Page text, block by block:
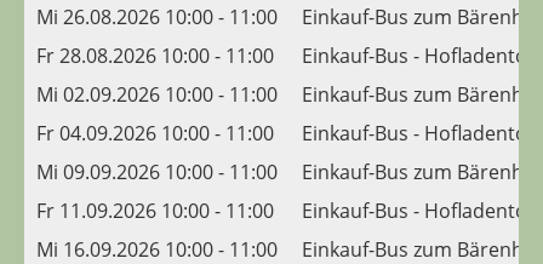
Mi 26.08.2026 10:00 - 11:00
Einkauf-Bus zum
Fr 28.08.2026 10:00 - 11:00
Einkauf-Bus -
Mi 02.09.2026 10:00 - 11:00
Einkauf-Bus zum
Fr 04.09.2026 10:00 - 11:00
Einkauf-Bus -
Mi 09.09.2026 10:00 - 11:00
Einkauf-Bus zum
Fr 11.09.2026 10:00 - 11:00
Einkauf-Bus -
Mi 16.09.2026 10:00 - 11:00
Einkauf-Bus zum